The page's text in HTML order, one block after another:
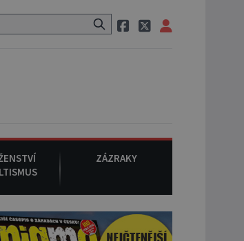
němž umírá i těhotná herečka Sharon Tate.
ZÁZRAKY